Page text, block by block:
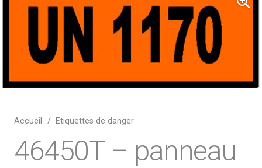
Accueil / Etiquettes de danger
46450T – panneau